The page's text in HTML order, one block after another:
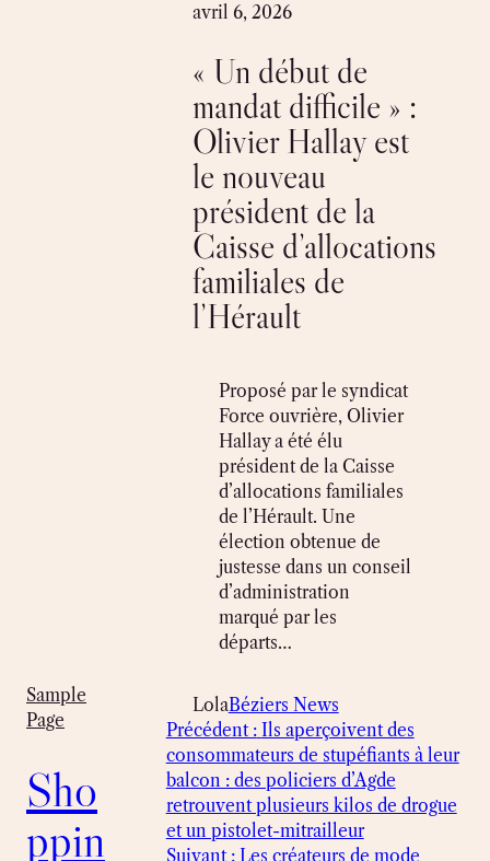
Sample
Page
Sho
ppin
avril 6, 2026
« Un début de
mandat difficile » :
Olivier Hallay est
le nouveau
président de la
Caisse d’allocations
familiales de
l’Hérault
Proposé par le syndicat
Force ouvrière, Olivier
Hallay a été élu
président de la Caisse
d’allocations familiales
de l’Hérault. Une
élection obtenue de
justesse dans un conseil
d’administration
marqué par les
départs…
LolaBéziers News
Précédent : Ils aperçoivent des
consommateurs de stupéfiants à leur
balcon : des policiers d’Agde
retrouvent plusieurs kilos de drogue
et un pistolet-mitrailleur
Suivant : Les créateurs de mode